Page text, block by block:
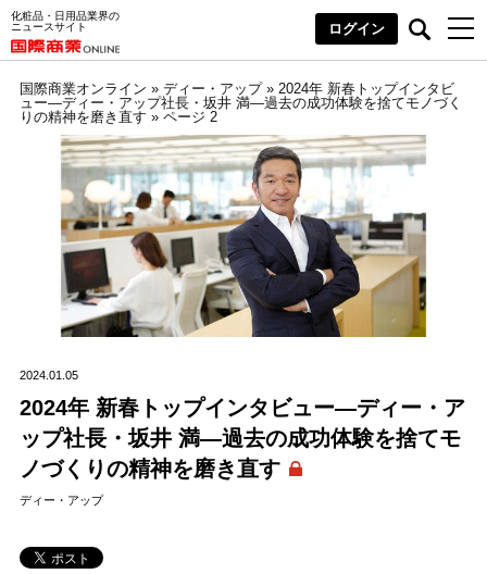
化粧品・日用品業界の
ニュースサイト
ログイン
国際商業オンライン » ディー・アップ» 2024年 新春トップインタビ
ュー―ディー・アップ社長・坂井 満―過去の成功体験を捨てモノづく
りの精神を磨き直す » ページ 2
2024.01.05
2024年 新春トップインタビュー―ディー・ア
ップ社長・坂井 満―過去の成功体験を捨てモ
ノづくりの精神を磨き直す
ディー・アップ